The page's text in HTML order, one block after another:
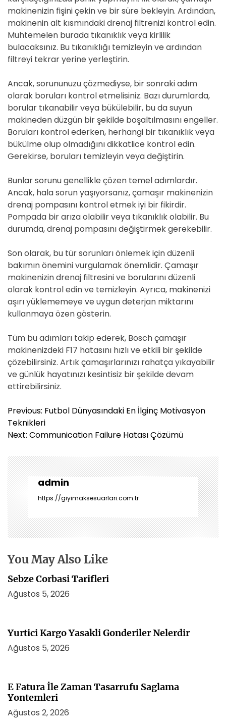
makinenizin fişini çekin ve bir süre bekleyin. Ardından,
makinenin alt kısmındaki drenaj filtrenizi kontrol edin.
Muhtemelen burada tıkanıklık veya kirlilik
bulacaksınız. Bu tıkanıklığı temizleyin ve ardından
filtreyi tekrar yerine yerleştirin.
Ancak, sorununuzu çözmediyse, bir sonraki adım
olarak boruları kontrol etmelisiniz. Bazı durumlarda,
borular tıkanabilir veya bükülebilir, bu da suyun
makineden düzgün bir şekilde boşaltılmasını engeller.
Boruları kontrol ederken, herhangi bir tıkanıklık veya
bükülme olup olmadığını dikkatlice kontrol edin.
Gerekirse, boruları temizleyin veya değiştirin.
Bunlar sorunu genellikle çözen temel adımlardır.
Ancak, hala sorun yaşıyorsanız, çamaşır makinenizin
drenaj pompasını kontrol etmek iyi bir fikirdir.
Pompada bir arıza olabilir veya tıkanıklık olabilir. Bu
durumda, drenaj pompasını değiştirmek gerekebilir.
Son olarak, bu tür sorunları önlemek için düzenli
bakımın önemini vurgulamak önemlidir. Çamaşır
makinenizin drenaj filtresini ve borularını düzenli
olarak kontrol edin ve temizleyin. Ayrıca, makinenizi
aşırı yüklememeye ve uygun deterjan miktarını
kullanmaya özen gösterin.
Tüm bu adımları takip ederek, Bosch çamaşır
makinenizdeki F17 hatasını hızlı ve etkili bir şekilde
çözebilirsiniz. Artık çamaşırlarınızı rahatça yıkayabilir
ve günlük hayatınızı kesintisiz bir şekilde devam
ettirebilirsiniz.
Y
a
z
g
e
z
i
n
m
e
i
Previous: Futbol Dünyasındaki En İlginç Motivasyon
Teknikleri
Next: Communication Failure Hatası Çözümü
admin
https://giyimaksesuarlari.com.tr
You May Also Like
Sebze Corbasi Tarifleri
Ağustos 5, 2026
Yurtici Kargo Yasakli Gonderiler Nelerdir
Ağustos 5, 2026
E Fatura İle Zaman Tasarrufu Saglama
Yontemleri
Ağustos 2, 2026